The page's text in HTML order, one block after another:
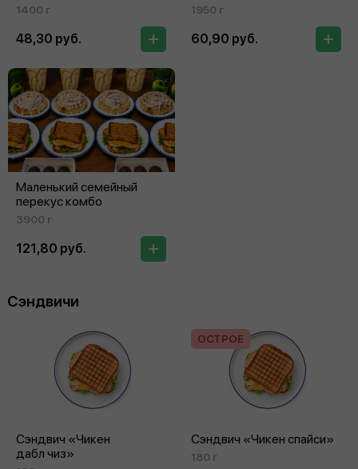
1400 г
48,30 руб.
1950 г
60,90 руб.
Маленький семейный
перекус комбо
3900 г
121,80 руб.
Сэндвичи
Сэндвич «Чикен
дабл чиз»
Сэндвич «Чикен спайси»
ОСТРОЕ
180 г